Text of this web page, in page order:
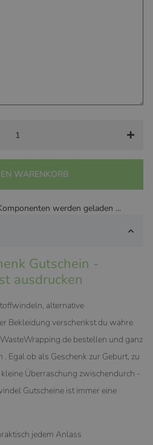
WARENKORB
werden geladen ...
Gutschein -
ausdrucken
alternative
Bekleidung verschenkst du wahre
bestellen und ganz
Egal ob als Geschenk zur Geburt, zu
Überraschung zwischendurch -
Gutscheine ist immer eine
jedem Anlass